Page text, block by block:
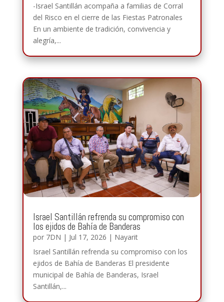
-Israel Santillán acompaña a familias de Corral
del Risco en el cierre de las Fiestas Patronales
En un ambiente de tradición, convivencia y
alegría,...
Israel Santillán refrenda su compromiso con
los ejidos de Bahía de Banderas
por 7DN | Jul 17, 2026 | Nayarit
Israel Santillán refrenda su compromiso con los
ejidos de Bahía de Banderas El presidente
municipal de Bahía de Banderas, Israel
Santillán,...